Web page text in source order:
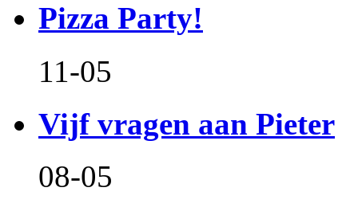
Pizza Party!
11-05
Vijf vragen aan Pieter
08-05